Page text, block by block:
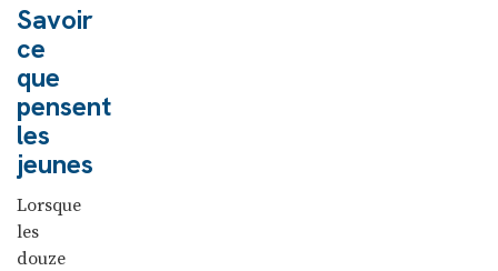
Savoir
ce
que
pensent
les
jeunes
Lorsque
les
douze